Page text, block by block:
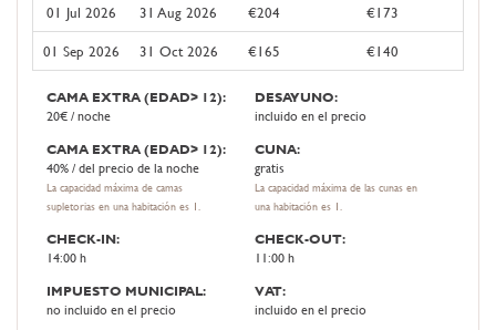
01 Jul 2026
31 Aug 2026 €204
€173
01 Sep 2026
31 Oct 2026 €165 €140
CAMA EXTRA (EDAD> 12):
20€ / noche
DESAYUNO:
incluido en el precio
CAMA EXTRA (EDAD> 12):
40% / del precio de la noche
La capacidad máxima de camas
supletorias en una habitación es 1.
CUNA:
gratis
La capacidad máxima de las cunas en
una habitación es 1.
CHECK-IN:
14:00 h
CHECK-OUT:
11:00 h
IMPUESTO MUNICIPAL:
no incluido en el precio
VAT:
incluido en el precio